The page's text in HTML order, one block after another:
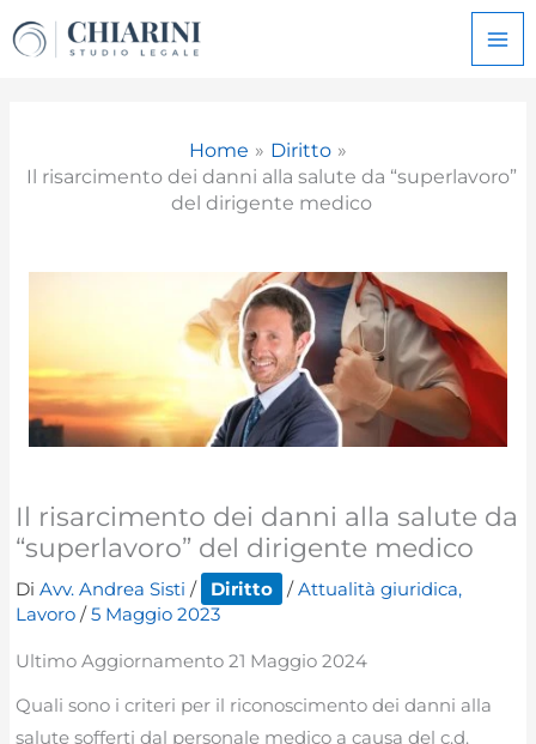
al
Home
Diritto
Il risarcimento dei danni alla salute da “superlavoro”
del dirigente medico
Il risarcimento dei danni alla salute da
“superlavoro” del dirigente medico
DiAvv. Andrea Sisti/ Diritto /Attualità giuridica,
Lavoro /5 Maggio 2023
Ultimo Aggiornamento 21 Maggio 2024
Quali sono i criteri per il riconoscimento dei danni alla
salute sofferti dal personale medico a causa del c.d.